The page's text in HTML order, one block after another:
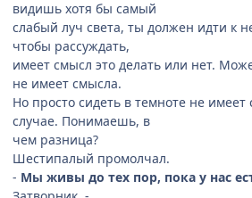
видишь хотя бы самый
слабый луч света, ты должен идти к
чтобы рассуждать,
имеет смысл это делать или нет.
не имеет смысла.
Но просто сидеть в темноте не
случае. Понимаешь, в
чем разница?
Шестипалый промолчал.
- Мы живы до тех пор, пока у нас